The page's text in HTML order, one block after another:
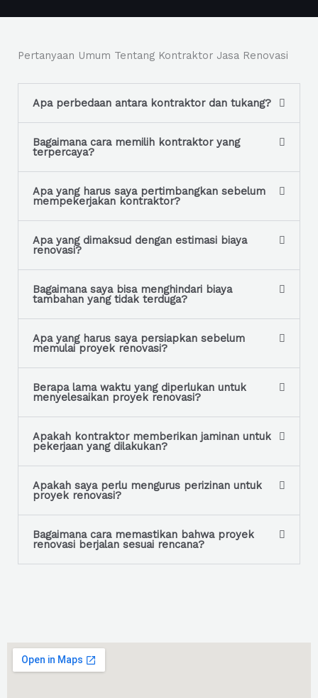
T
x
s
a
Pertanyaan Umum Tentang Kontraktor Jasa Renovasi
Apa perbedaan antara kontraktor dan tukang?
Bagaimana cara memilih kontraktor yang
terpercaya?
Apa yang harus saya pertimbangkan sebelum
mempekerjakan kontraktor?
Apa yang dimaksud dengan estimasi biaya
renovasi?
Bagaimana saya bisa menghindari biaya
tambahan yang tidak terduga?
Apa yang harus saya persiapkan sebelum
memulai proyek renovasi?
Berapa lama waktu yang diperlukan untuk
menyelesaikan proyek renovasi?
Apakah kontraktor memberikan jaminan untuk
pekerjaan yang dilakukan?
Apakah saya perlu mengurus perizinan untuk
proyek renovasi?
Bagaimana cara memastikan bahwa proyek
renovasi berjalan sesuai rencana?